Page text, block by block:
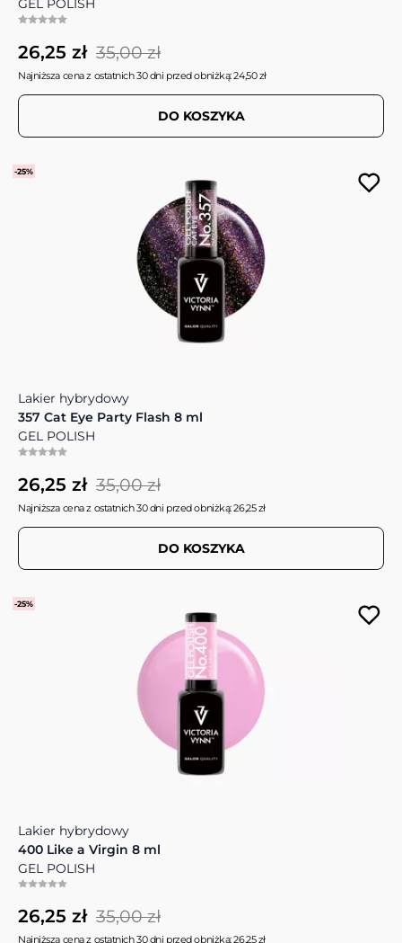
GEL POLISH
26,25 zł 35,00 zł
Najniższa cena z ostatnich 30 dni przed obniżką: 24,50 zł
DO KOSZYKA
-25%
Lakier hybrydowy
357 Cat Eye Party Flash 8 ml
GEL POLISH
26,25 zł 35,00 zł
Najniższa cena z ostatnich 30 dni przed obniżką: 26,25 zł
DO KOSZYKA
-25%
Lakier hybrydowy
400 Like a Virgin 8 ml
GEL POLISH
26,25 zł 35,00 zł
Najniższa cena z ostatnich 30 dni przed obniżką: 26,25 zł